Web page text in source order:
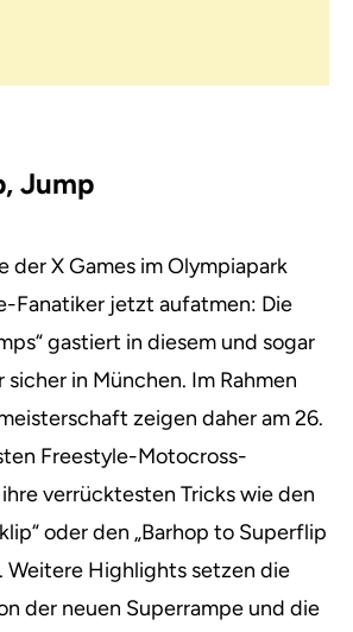
Jump
der X Games im Olympiapark
Fanatiker jetzt aufatmen: Die
gastiert in diesem und sogar
sicher in München. Im Rahmen
zeigen daher am 26.
Freestyle-Motocross-
verrücktesten Tricks wie den
oder den „Barhop to Superflip
Weitere Highlights setzen die
der neuen Superrampe und die